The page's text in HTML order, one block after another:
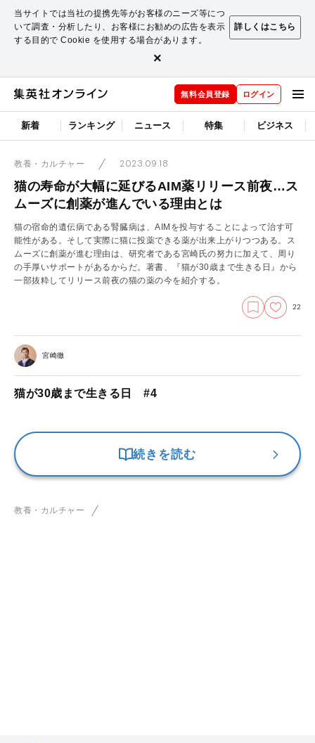
当サイトでは当社の提携先等がお客様のニーズ等につ
いて調査・分析したり、お客様にお勧めの広告を表示
する目的で Cookie を使用する場合があります。
詳しくはこちら
×
無料会員登録 ログイン
新着 ランキング ニュース 特集 ビジネス
教養・カルチャー 2023.09.18
猫の寿命が大幅に延びるAIM薬リリース前夜…ス
ムーズに創薬が進んでいる理由とは
猫の宿命的遺伝病である腎臓病は、AIMを投与することによって治す可
能性がある。そして実際に猫に投薬できる薬が出来上がりつつある。ス
ムーズに創薬が進む理由は、研究者である宮崎氏の努力に加えて、周り
の手厚いサポートがあるからだ。著書、『猫が30歳まで生きる日』から
一部抜粋してリリース前夜の猫の薬の今を紹介する。
22
宮崎徹
猫が30歳まで生きる日 #4
続きを読む
教養・カルチャー